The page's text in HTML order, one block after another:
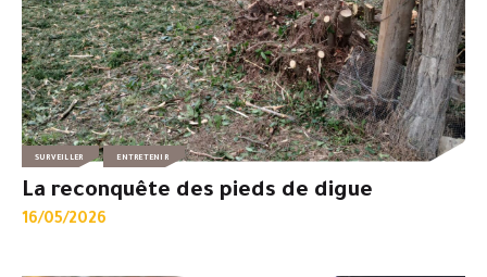
SURVEILLER ENTRETENIR
La reconquête des pieds de digue
16/05/2026